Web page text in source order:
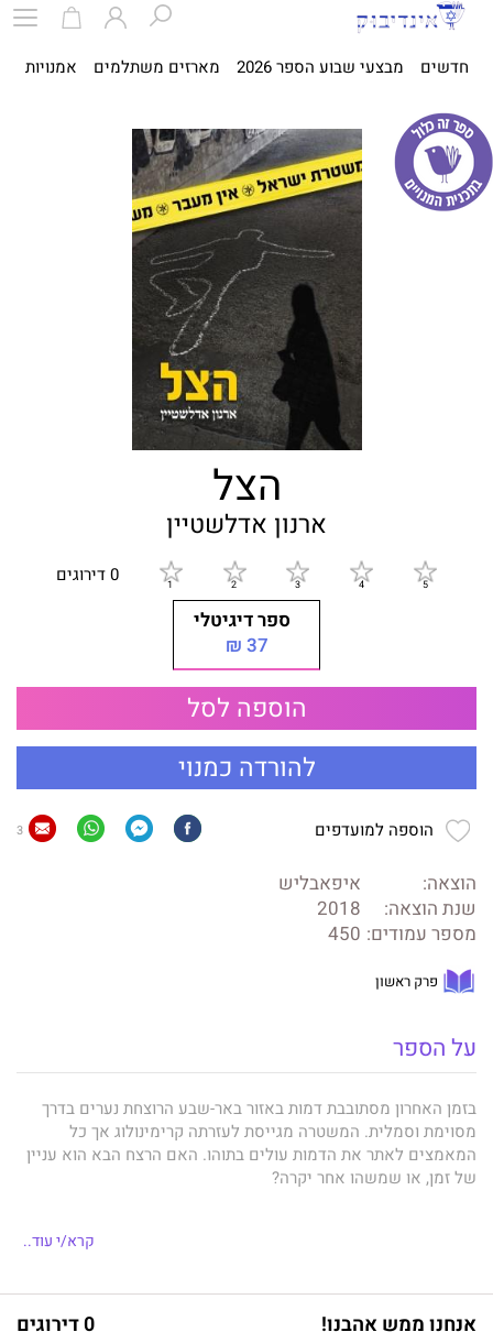
חדשים מבצעי שבוע הספר 2026 מארזים משתלמים אמנויות
הצל
ארנון אדלשטיין
0 דירוגים
ספר דיגיטלי
37 ₪
הוספה לסל
להורדה כמנוי
הוספה למועדפים 3
הוצאה:
איפאבליש
שנת הוצאה:
2018
מספר עמודים: 450
פרק ראשון
על הספר
בזמן האחרון מסתובבת דמות באזור באר-שבע הרוצחת נערים בדרך
מסוימת וסמלית. המשטרה מגייסת לעזרתה קרימינולוג אך כל
המאמצים לאתר את הדמות עולים בתוהו. האם הרצח הבא הוא עניין
של זמן, או שמשהו אחר יקרה?
קרימינולוג במקצועו. רכש את הכשרתו
המערבי. ארנון מלמד סטודנטים לקרימינולוגיה במגוון מכללות
קרא/י עוד..
אנחנו ממש אהבנו! 0 דירוגים